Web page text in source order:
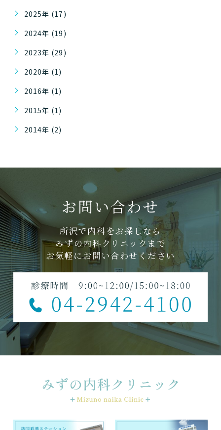
2025年 (17)
2024年 (19)
2023年 (29)
2020年 (1)
2016年 (1)
2015年 (1)
2014年 (2)
お問い合わせ
所沢で内科をお探しなら
みずの内科クリニックまで
お気軽にお問い合わせください